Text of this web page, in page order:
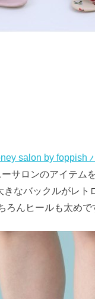
salon by foppish
ーサロンのアイテム
きなバックルがレト
ろんヒールも太め